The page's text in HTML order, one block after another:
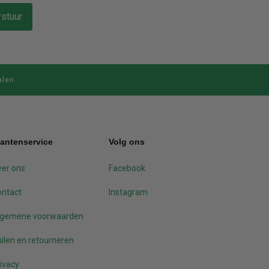
ons
voorwaarden
en retourneren
Volg ons
Facebook
Instagram